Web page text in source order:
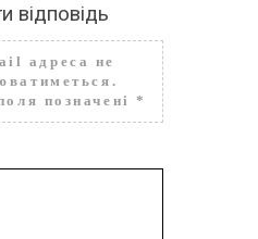
відповідь
адреса не
позначені*